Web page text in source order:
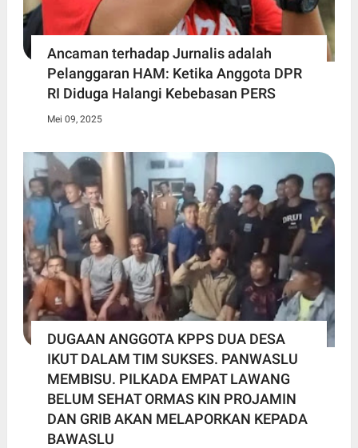
Ancaman terhadap Jurnalis adalah
Pelanggaran HAM: Ketika Anggota DPR
RI Diduga Halangi Kebebasan PERS
Mei 09, 2025
DUGAAN ANGGOTA KPPS DUA DESA
IKUT DALAM TIM SUKSES. PANWASLU
MEMBISU. PILKADA EMPAT LAWANG
BELUM SEHAT ORMAS KIN PROJAMIN
DAN GRIB AKAN MELAPORKAN KEPADA
BAWASLU